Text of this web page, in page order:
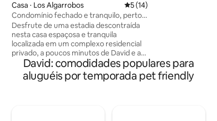
Casa ⋅ Los Algarrobos 5 de uma avaliação média
5 (14)
Condomínio fechado e tranquilo, perto
de Boquete e David
Desfrute de uma estadia descontraída
nesta casa espaçosa e tranquila
localizada em um complexo residencial
privado, a poucos minutos de David e a
uma curta distância de carro de
Boquete. Convenientemente perto de
restaurantes, supermercados,
David: comodidades populares para
aluguéis por temporada pet friendly